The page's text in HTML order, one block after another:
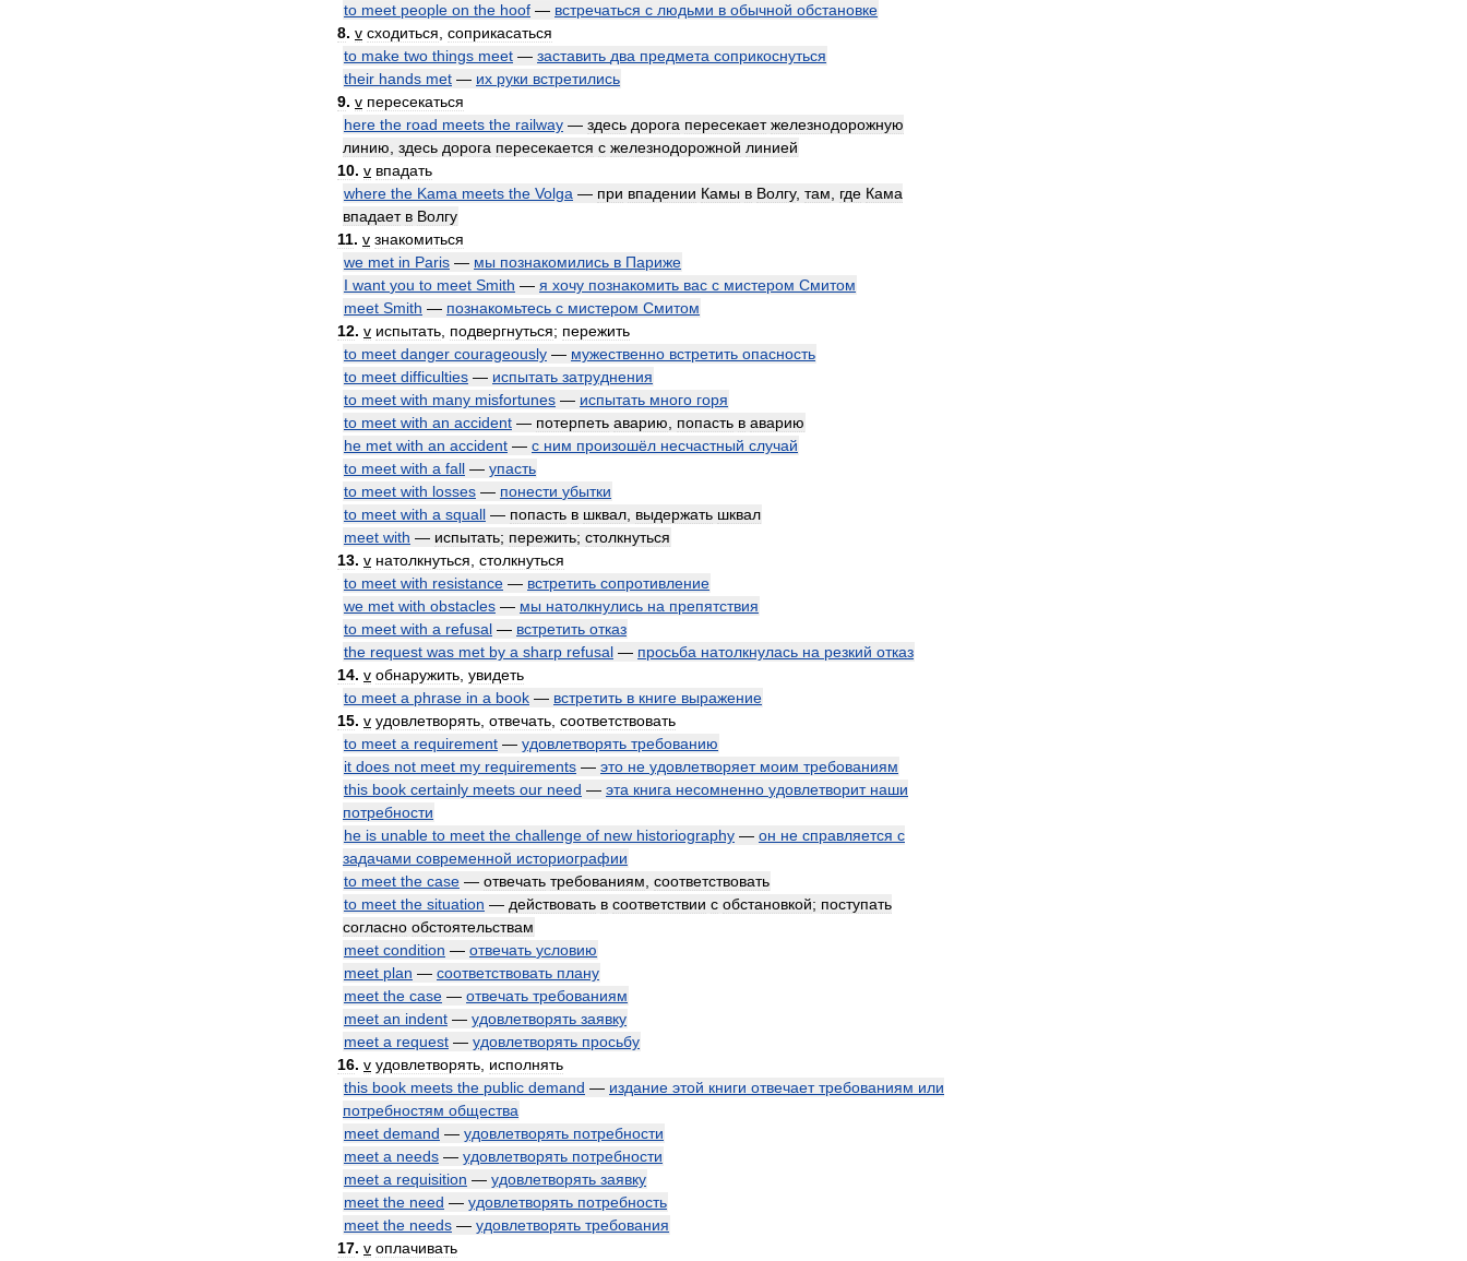
to meet people on the hoof — встречаться с людьми в обычной обстановке
8. v сходиться соприкасаться
to make two things meet — заставить два предмета соприкоснуться
their hands met — их руки встретились
9. v пересекаться
here the road meets the railway — здесь дорога пересекает железнодорожную
линию здесь дорога пересекается с железнодорожной линией
10. v впадать
where the Kama meets the Volga — при впадении Камы в Волгу, там где Кама
впадает в Волгу
11. v знакомиться
we met in Paris — мы познакомились в Париже
I want you to meet Smith — я хочу познакомить вас с мистером Смитом
meet Smith — познакомьтесь с мистером Смитом
12. v испытать подвергнуться; пережить
to meet danger courageously — мужественно встретить опасность
to meet difficulties — испытать затруднения
to meet with many misfortunes — испытать много горя
to meet with an accident — потерпеть аварию попасть в аварию
he met with an accident — с ним произошёл несчастный случай
to meet with a fall — упасть
to meet with losses — понести убытки
to meet with a squall — попасть в шквал выдержать шквал
meet with — испытать; пережить; столкнуться
13. v натолкнуться столкнуться
to meet with resistance — встретить сопротивление
we met with obstacles — мы натолкнулись на препятствия
to meet with a refusal — встретить отказ
the request was met by a sharp refusal — просьба натолкнулась на резкий отказ
14. v обнаружить увидеть
to meet a phrase in a book — встретить в книге выражение
15. v удовлетворять отвечать соответствовать
to meet a requirement — удовлетворять требованию
it does not meet my requirements — это не удовлетворяет моим требованиям
this book certainly meets our need — эта книга несомненно удовлетворит наши
потребности
he is unable to meet the challenge of new historiography — он не справляется с
задачами современной историографии
to meet the case — отвечать требованиям соответствовать
to meet the situation — действовать в соответствии с обстановкой; поступать
согласно обстоятельствам
meet condition — отвечать условию
meet plan — соответствовать плану
meet the case — отвечать требованиям
meet an indent — удовлетворять заявку
meet a request — удовлетворять просьбу
16. v удовлетворять исполнять
this book meets the public demand — издание этой книги отвечает требованиям или
потребностям общества
meet demand — удовлетворять потребности
meet a needs — удовлетворять потребности
meet a requisition — удовлетворять заявку
meet the need — удовлетворять потребность
meet the needs — удовлетворять требования
17. v оплачивать